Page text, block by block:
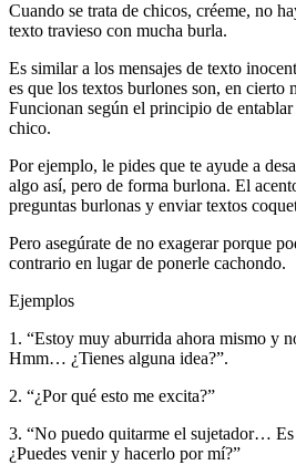
Cuando se trata de chicos, créeme, no
texto travieso con mucha burla.
Es similar a los mensajes de texto
es que los textos burlones son, en cierto
Funcionan según el principio de
chico.
Por ejemplo, le pides que te ayude a
algo así, pero de forma burlona. El
preguntas burlonas y enviar textos
Pero asegúrate de no exagerar porque
contrario en lugar de ponerle cachondo.
Ejemplos
1. “Estoy muy aburrida ahora mismo y
Hmm… ¿Tienes alguna idea?”.
2. “¿Por qué esto me excita?”
3. “No puedo quitarme el sujetador… Es
¿Puedes venir y hacerlo por mí?”